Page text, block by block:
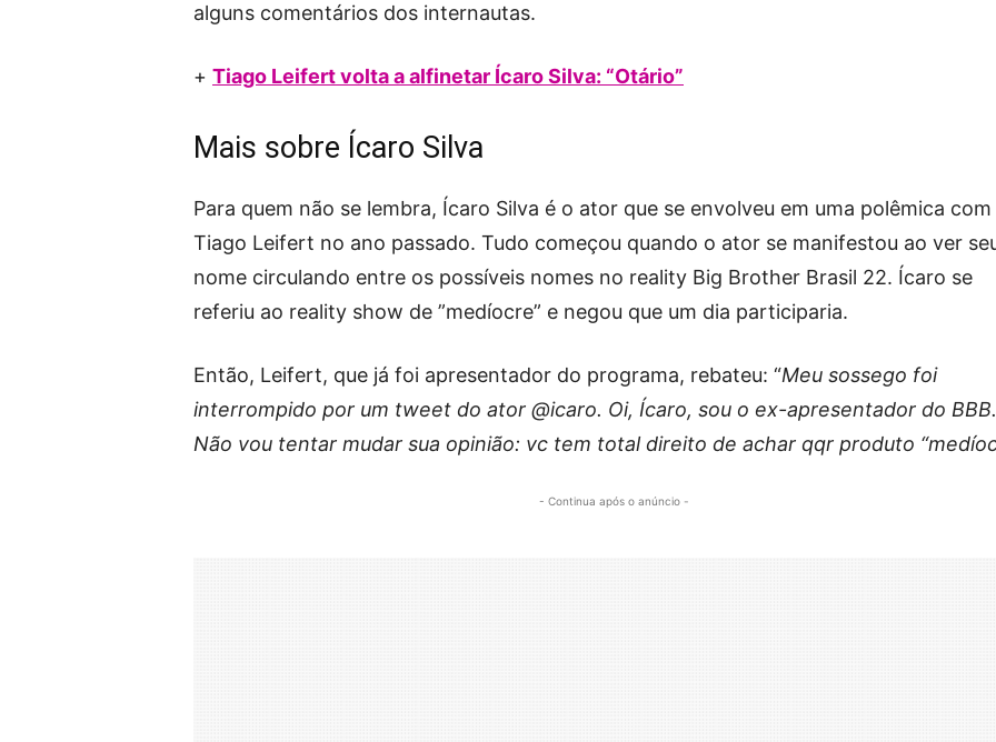
alguns comentários dos internautas.
+ Tiago Leifert volta a alfinetar Ícaro Silva: “Otário”
Mais sobre Ícaro Silva
Para quem não se lembra, Ícaro Silva é o ator que se envolveu em uma polêmica com
Tiago Leifert no ano passado. Tudo começou quando o ator se manifestou ao ver
nome circulando entre os possíveis nomes no reality Big Brother Brasil 22. Ícaro se
referiu ao reality show de ”medíocre” e negou que um dia participaria.
Então, Leifert, que já foi apresentador do programa, rebateu: “Meu sossego foi
interrompido por um tweet do ator @icaro. Oi, Ícaro, sou o ex-apresentador do BBB.
Não vou tentar mudar sua opinião: vc tem total direito de achar qqr produto
- Continua após o anúncio -